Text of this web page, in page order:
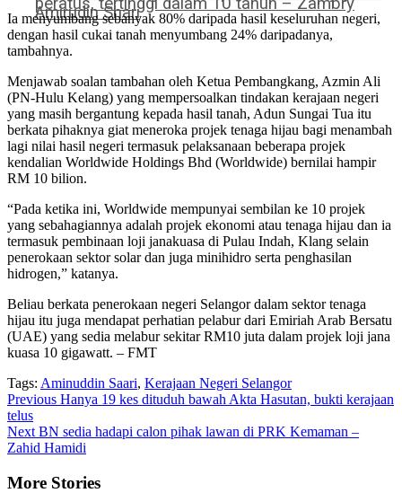
Amirudin Shari
Ia menyumbang sebanyak 80% daripada hasil keseluruhan negeri,
dengan hasil cukai tanah menyumbang 24% daripadanya,
tambahnya.
Menjawab soalan tambahan oleh Ketua Pembangkang, Azmin Ali
(PN-Hulu Kelang) yang mempersoalkan tindakan kerajaan negeri
yang masih bergantung kepada hasil tanah, Adun Sungai Tua itu
berkata pihaknya giat meneroka projek tenaga hijau bagi menambah
lagi nilai hasil negeri termasuk pelaksanaan beberapa projek
kendalian Worldwide Holdings Bhd (Worldwide) bernilai hampir
RM 10 bilion.
“Pada ketika ini, Worldwide mempunyai sembilan ke 10 projek
yang sebahagiannya adalah projek ekonomi atau tenaga hijau dan ia
termasuk pembinaan loji janakuasa di Pulau Indah, Klang selain
penerokaan sektor solar dan juga minihidro serta penghasilan
hidrogen,” katanya.
Beliau berkata penerokaan negeri Selangor dalam sektor tenaga
hijau itu juga mendapat perhatian pelabur dari Emiriah Arab Bersatu
(UAE) yang sedia melabur sekitar RM10 juta dalam projek loji jana
kuasa 10 gigawatt. – FMT
Tags: Aminuddin Saari, Kerajaan Negeri Selangor
Continue
Reading
Previous Hanya 19 kes dituduh bawah Akta Hasutan, bukti kerajaan
telus
Next BN sedia hadapi calon pihak lawan di PRK Kemaman –
Zahid Hamidi
More Stories